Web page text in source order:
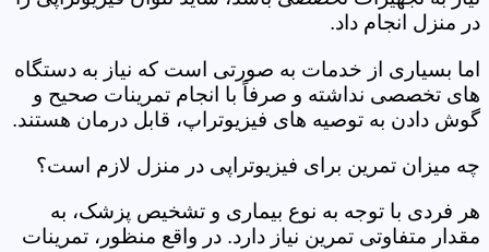
در منزل انجام داد.
اما بسیاری از خدمات به صورتی است که نیاز به دستگاه
های تخصصی نداشته و صرفاً با انجام تمرینات صحیح و
گوش دادن به توصیه های فیزیوتراپ، قابل درمان هستند.
چه میزان تمرین برای فیزیوتراپی در منزل لازم است؟
هر فردی با توجه به نوع بیماری و تشخیص پزشک، به
مقدار متفاوتی تمرین نیاز دارد. در واقع منظور، تمرینات